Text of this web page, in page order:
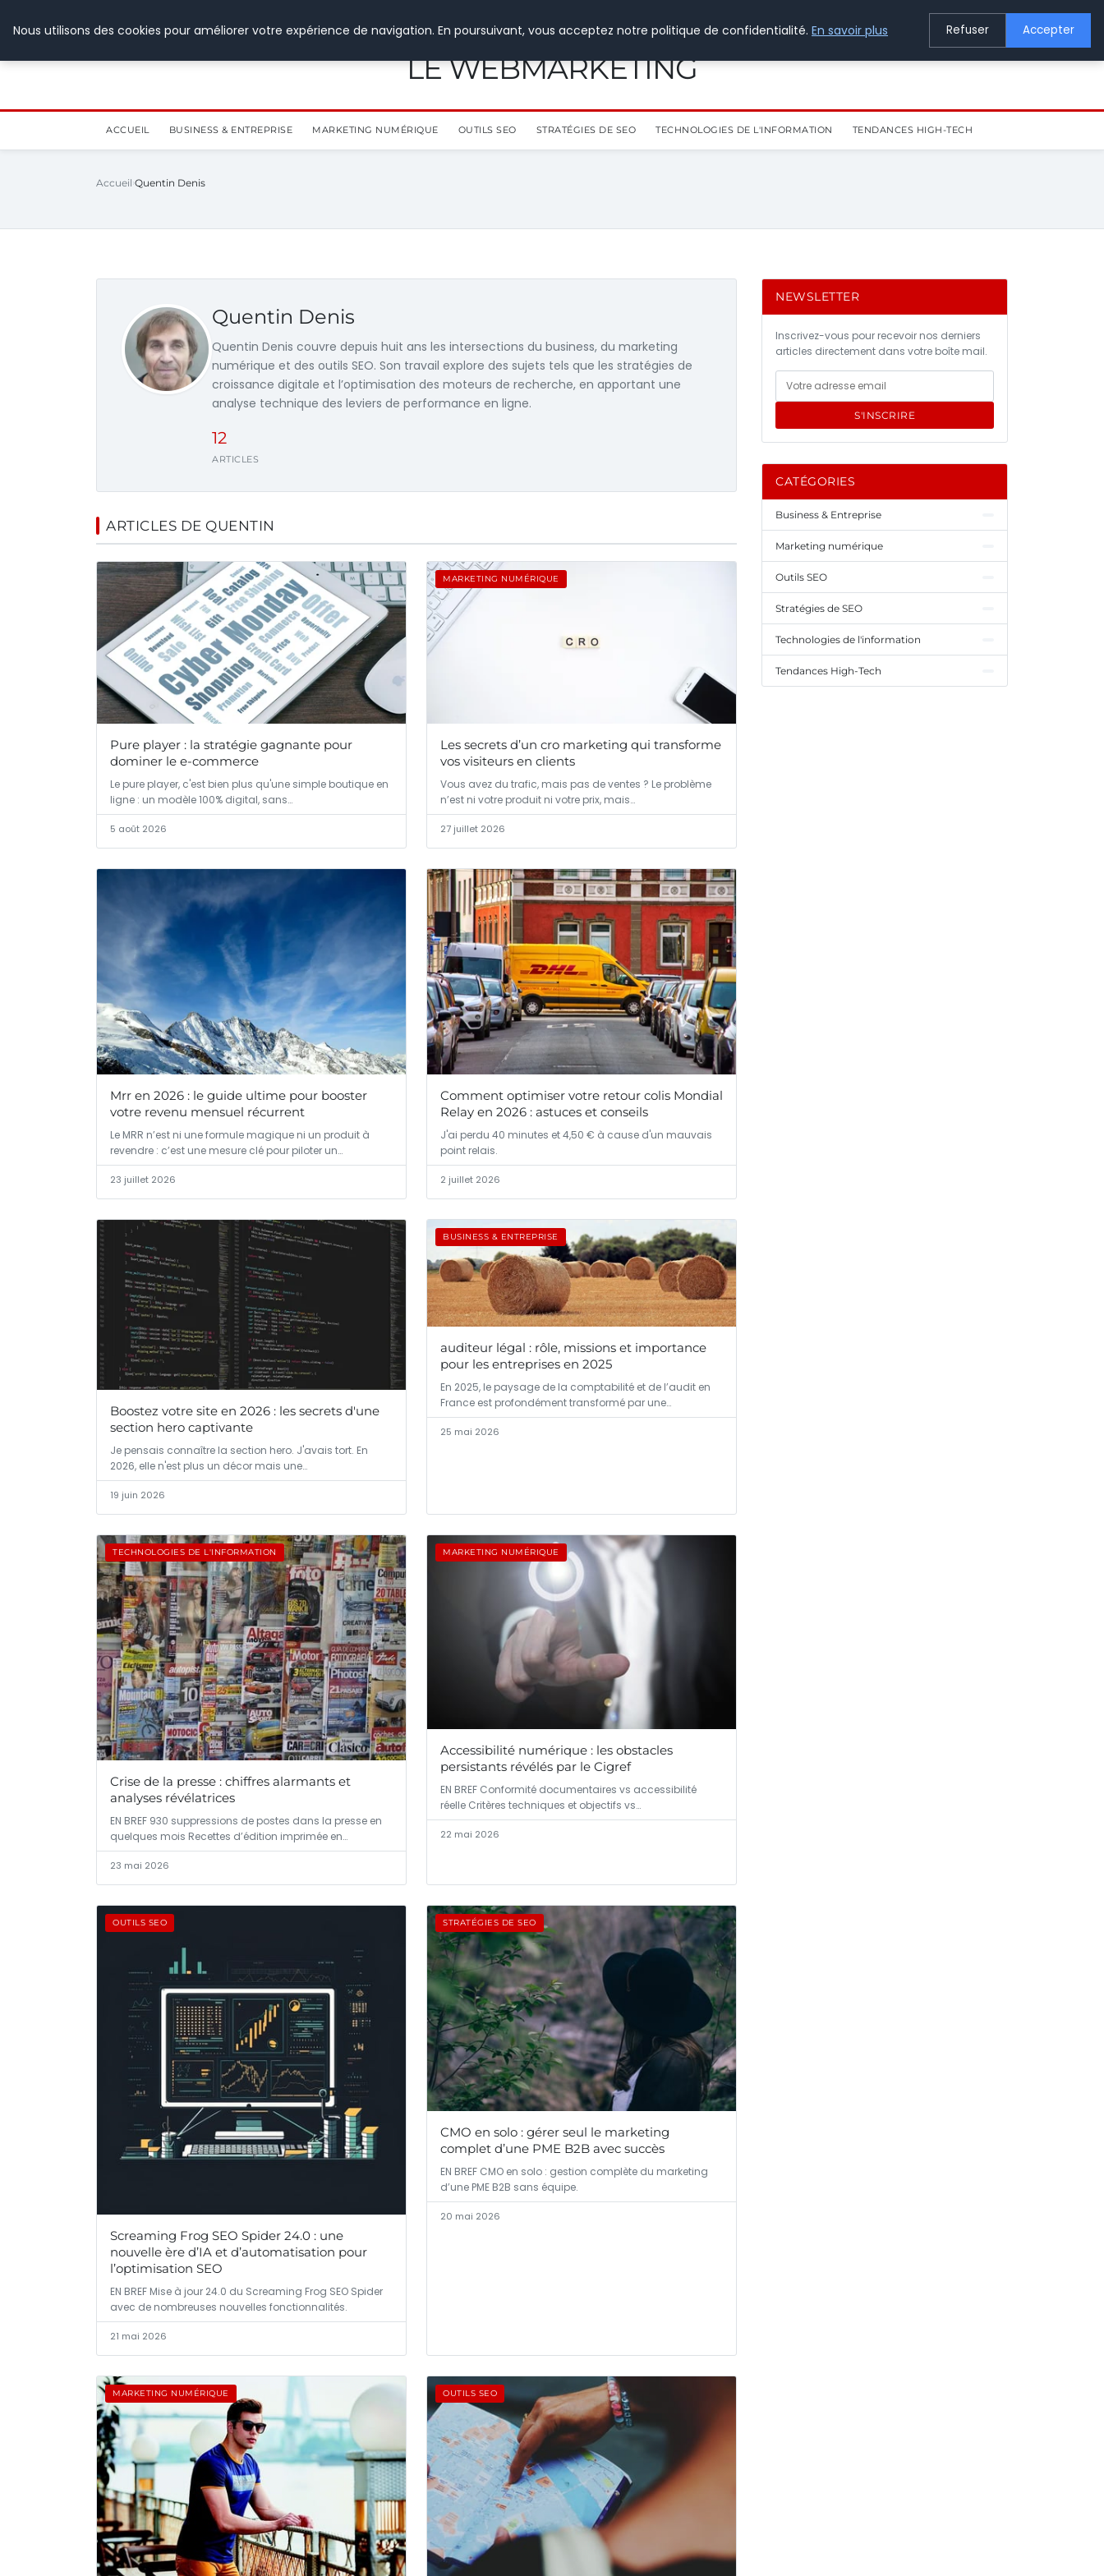
LE WEBMARKETING
ACCUEIL BUSINESS & ENTREPRISE MARKETING NUMÉRIQUE OUTILS SEO STRATÉGIES DE SEO TECHNOLOGIES DE L'INFORMATION TENDANCES HIGH-TECH
Accueil Quentin Denis
Quentin Denis
Quentin Denis couvre depuis huit ans les intersections du business, du marketing
numérique et des outils SEO. Son travail explore des sujets tels que les stratégies de
croissance digitale et l’optimisation des moteurs de recherche, en apportant une
analyse technique des leviers de performance en ligne.
12
ARTICLES
ARTICLES DE QUENTIN
Pure player : la stratégie gagnante pour
dominer le e-commerce
Le pure player, c'est bien plus qu'une simple boutique en
ligne : un modèle 100% digital, sans…
5 août 2026
MARKETING NUMÉRIQUE
Les secrets d’un cro marketing qui transforme
vos visiteurs en clients
Vous avez du trafic, mais pas de ventes ? Le problème
n’est ni votre produit ni votre prix, mais…
27 juillet 2026
Mrr en 2026 : le guide ultime pour booster
votre revenu mensuel récurrent
Le MRR n’est ni une formule magique ni un produit à
revendre : c’est une mesure clé pour piloter un…
23 juillet 2026
Comment optimiser votre retour colis Mondial
Relay en 2026 : astuces et conseils
J'ai perdu 40 minutes et 4,50 € à cause d'un mauvais
point relais.
2 juillet 2026
Boostez votre site en 2026 : les secrets d'une
section hero captivante
Je pensais connaître la section hero. J'avais tort. En
2026, elle n'est plus un décor mais une…
19 juin 2026
BUSINESS & ENTREPRISE
auditeur légal : rôle, missions et importance
pour les entreprises en 2025
En 2025, le paysage de la comptabilité et de l’audit en
France est profondément transformé par une…
25 mai 2026
TECHNOLOGIES DE L'INFORMATION
Crise de la presse : chiffres alarmants et
analyses révélatrices
EN BREF 930 suppressions de postes dans la presse en
quelques mois Recettes d’édition imprimée en…
23 mai 2026
MARKETING NUMÉRIQUE
Accessibilité numérique : les obstacles
persistants révélés par le Cigref
EN BREF Conformité documentaires vs accessibilité
réelle Critères techniques et objectifs vs…
22 mai 2026
OUTILS SEO
Screaming Frog SEO Spider 24.0 : une
nouvelle ère d’IA et d’automatisation pour
l’optimisation SEO
EN BREF Mise à jour 24.0 du Screaming Frog SEO Spider
avec de nombreuses nouvelles fonctionnalités.
21 mai 2026
STRATÉGIES DE SEO
CMO en solo : gérer seul le marketing
complet d’une PME B2B avec succès
EN BREF CMO en solo : gestion complète du marketing
d’une PME B2B sans équipe.
20 mai 2026
MARKETING NUMÉRIQUE OUTILS SEO
NEWSLETTER
Inscrivez-vous pour recevoir nos derniers
articles directement dans votre boîte mail.
S'INSCRIRE
CATÉGORIES
Business & Entreprise
Marketing numérique
Outils SEO
Stratégies de SEO
Technologies de l'information
Tendances High-Tech
Nous utilisons des cookies pour améliorer votre expérience de navigation. En poursuivant, vous acceptez notre politique de confidentialité. En savoir plus Refuser Accepter